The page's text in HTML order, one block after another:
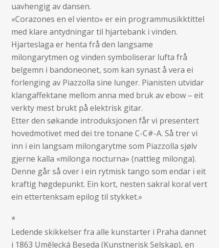
uavhengig av dansen.
«Corazones en el viento» er ein programmusikktittel
med klare antydningar til hjartebank i vinden.
Hjarteslaga er henta frå den langsame
milongarytmen og vinden symboliserar lufta frå
belgemn i bandoneonet, som kan synast å vera ei
forlenging av Piazzolla sine lunger. Pianisten utvidar
klangaffektane mellom anna med bruk av ebow – eit
verkty mest brukt på elektrisk gitar.
Etter den søkande introduksjonen får vi presentert
hovedmotivet med dei tre tonane C-C#-A. Så trer vi
inn i ein langsam milongarytme som Piazzolla sjølv
gjerne kalla «milonga nocturna» (nattleg milonga).
Denne går så over i ein rytmisk tango som endar i eit
kraftig høgdepunkt. Ein kort, nesten sakral koral vert
ein ettertenksam epilog til stykket.»
*
Ledende skikkelser fra alle kunstarter i Praha dannet
i 1863 Umĕlecká Beseda (Kunstnerisk Selskap), en